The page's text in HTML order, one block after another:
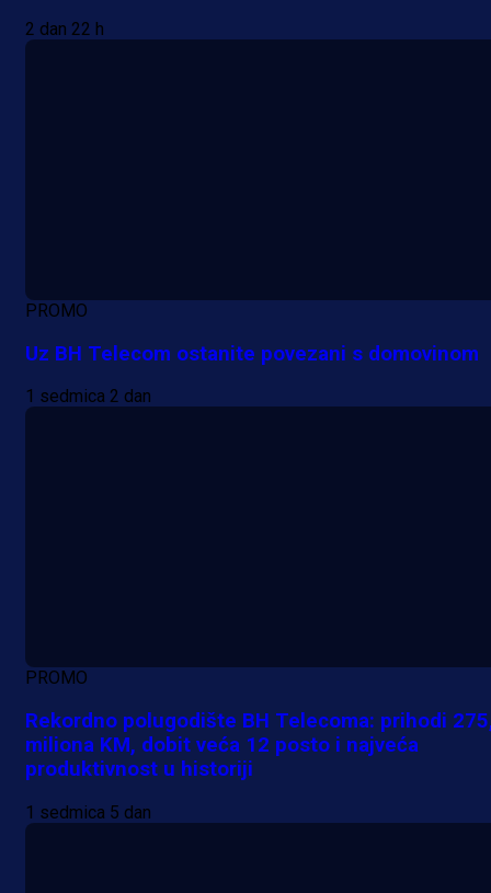
2 dan 22 h
PROMO
Uz BH Telecom ostanite povezani s domovinom
1 sedmica 2 dan
PROMO
Rekordno polugodište BH Telecoma: prihodi
miliona KM, dobit veća 12 posto i najveća
produktivnost u historiji
1 sedmica 5 dan